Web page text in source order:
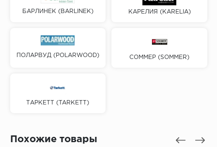
БАРЛИНЕК (BARLINEK) КАРЕЛИЯ (KARELIA)
ПОЛАРВУД (POLARWOOD) СОММЕР (SOMMER)
ТАРКЕТТ (TARKETT)
Похожие товары